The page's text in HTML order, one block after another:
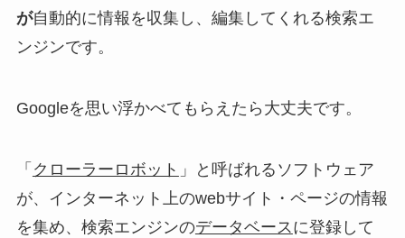
が自動的に情報を収集し、編集してくれる検索エ
ンジンです。
Googleを思い浮かべてもらえたら大丈夫です。
「 クローラーロボット 」と呼ばれるソフトウェア
が、インターネット上のwebサイト・ページの情報
を集め、検索エンジンのデータベースに登録して